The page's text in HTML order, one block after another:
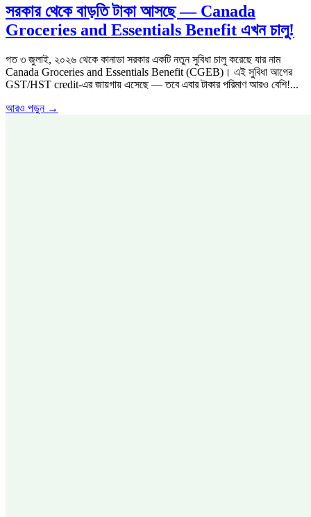
সরকার থেকে বাড়তি টাকা আসছে — Canada
Groceries and Essentials Benefit এখন চালু!
গত ৩ জুলাই, ২০২৬ থেকে কানাডা সরকার একটি নতুন সুবিধা চালু করেছে যার নাম
Canada Groceries and Essentials Benefit (CGEB)। এই সুবিধা আগের
GST/HST credit-এর জায়গায় এসেছে — তবে এবার টাকার পরিমাণ আরও বেশি!...
আরও পড়ুন →